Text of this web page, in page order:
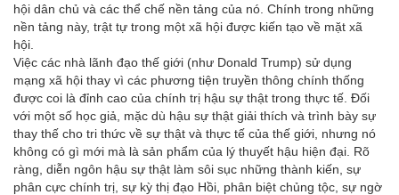
hội dân chủ và các thể chế nền tảng của nó. Chính trong những
nền tảng này, trật tự trong một xã hội được kiến tạo về mặt xã
hội.
Việc các nhà lãnh đạo thế giới (như Donald Trump) sử dụng
mạng xã hội thay vì các phương tiện truyền thông chính thống
được coi là đỉnh cao của chính trị hậu sự thật trong thực tế. Đối
với một số học giả, mặc dù hậu sự thật giải thích và trình bày sự
thay thế cho tri thức về sự thật và thực tế của thế giới, nhưng nó
không có gì mới mà là sản phẩm của lý thuyết hậu hiện đại. Rõ
ràng, diễn ngôn hậu sự thật làm sôi sục những thành kiến, sự
phân cực chính trị, sự kỳ thị đạo Hồi, phân biệt chủng tộc, sự ngờ